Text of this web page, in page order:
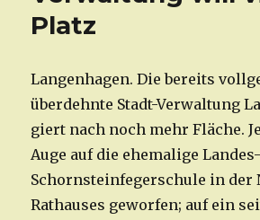
Platz
Langenhagen. Die bereits
überdehnte Stadt-Verwaltung
giert nach noch mehr Fläche.
Auge auf die ehemalige Landes-
Schornsteinfegerschule in der
Rathauses geworfen; auf ein